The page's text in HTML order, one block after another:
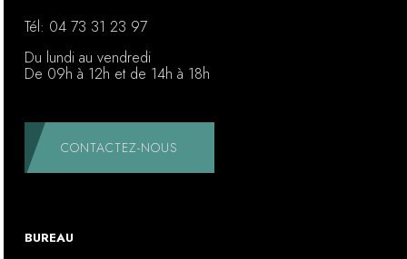
Tél: 04 73 31 23 97
Du lundi au vendredi
De 09h à 12h et de 14h à 18h
CONTACTEZ-NOUS
BUREAU